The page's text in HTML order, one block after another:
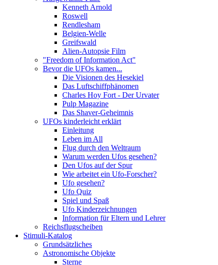
Kenneth Arnold
Roswell
Rendlesham
Belgien-Welle
Greifswald
Alien-Autopsie Film
"Freedom of Information Act"
Bevor die UFOs kamen...
Die Visionen des Hesekiel
Das Luftschiffphänomen
Charles Hoy Fort - Der Urvater
Pulp Magazine
Das Shaver-Geheimnis
UFOs kinderleicht erklärt
Einleitung
Leben im All
Flug durch den Weltraum
Warum werden Ufos gesehen?
Den Ufos auf der Spur
Wie arbeitet ein Ufo-Forscher?
Ufo gesehen?
Ufo Quiz
Spiel und Spaß
Ufo Kinderzeichnungen
Information für Eltern und Lehrer
Reichsflugscheiben
Stimuli-Katalog
Grundsätzliches
Astronomische Objekte
Sterne